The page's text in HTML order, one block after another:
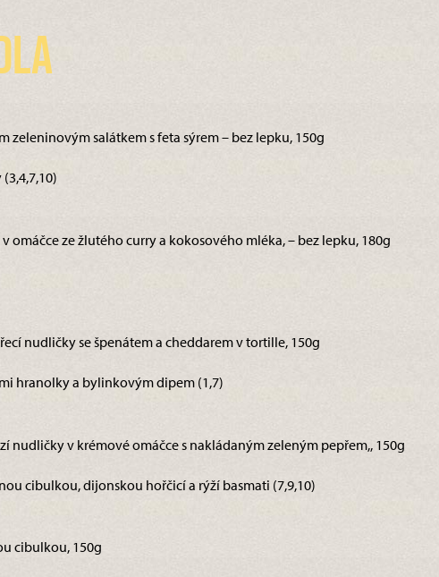
zeleninovým salátkem s feta sýrem – bez lepku, 150g
v omáčce ze žlutého curry a kokosového mléka, – bez lepku, 180g
nudličky se špenátem a cheddarem v tortille, 150g
hranolky a bylinkovým dipem (1,7)
nudličky v krémové omáčce s nakládaným zeleným pepřem,, 150g
cibulkou, dijonskou hořčicí a rýží basmati (7,9,10)
cibulkou, 150g